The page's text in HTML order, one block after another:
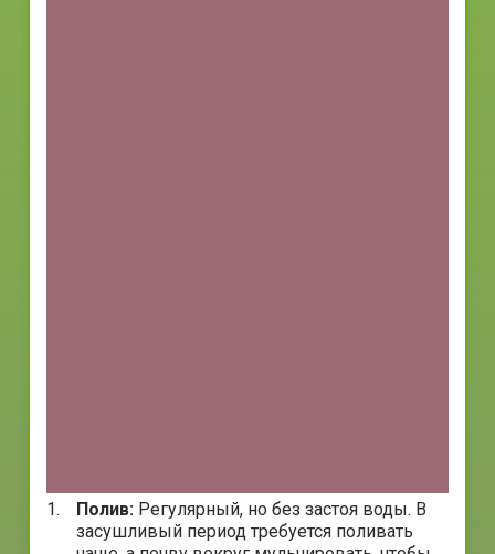
Полив: Регулярный, но без застоя воды. В
засушливый период требуется поливать